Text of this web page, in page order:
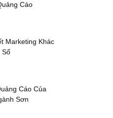
Cáo
Marketing Khác
Số
Cáo Của
Sơn